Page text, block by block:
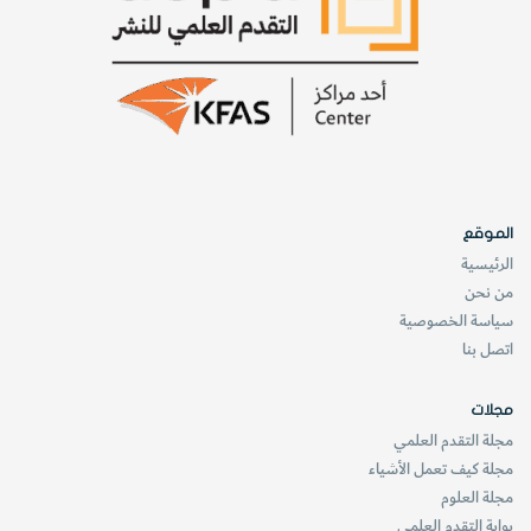
الموقع
الرئيسية
من نحن
سياسة الخصوصية
اتصل بنا
مجلات
مجلة التقدم العلمي
مجلة كيف تعمل الأشياء
مجلة العلوم
بوابة التقدم العلمي